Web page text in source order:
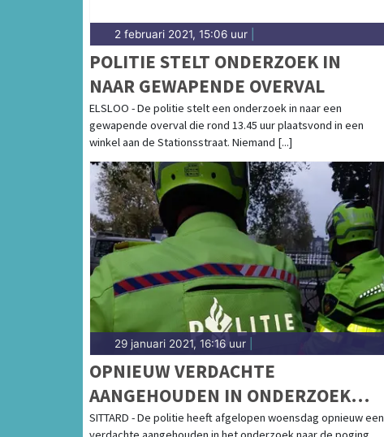
2 februari 2021, 15:06 uur
POLITIE STELT ONDERZOEK IN
NAAR GEWAPENDE OVERVAL
ELSLOO - De politie stelt een onderzoek in naar een
gewapende overval die rond 13.45 uur plaatsvond in een
winkel aan de Stationsstraat. Niemand [...]
29 januari 2021, 16:16 uur
OPNIEUW VERDACHTE
AANGEHOUDEN IN ONDERZOEK
POGING LIQUIDATIE
SITTARD - De politie heeft afgelopen woensdag opnieuw een